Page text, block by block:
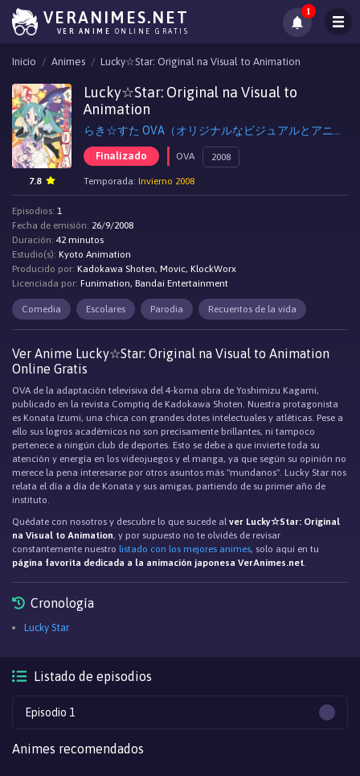
VERANIMES.NET
VER ANIME ONLINE GRATIS
1
Inicio Animes Lucky☆Star: Original na Visual to Animation
Lucky☆Star: Original na Visual to
Animation
Finalizado OVA 2008
Temporada: Invierno 2008
7.8
Episodios: 1
Fecha de emisión: 26/9/2008
Duración: 42 minutos
Estudio(s): Kyoto Animation
Producido por: Kadokawa Shoten, Movic, KlockWorx
Licenciada por: Funimation, Bandai Entertainment
Comedia Escolares Parodia Recuentos de la vida
Ver Anime Lucky☆Star: Original na Visual to Animation
Online Gratis
OVA de la adaptación televisiva del 4-koma obra de Yoshimizu Kagami,
publicado en la revista Comptiq de Kadokawa Shoten. Nuestra protagonista
es Konata Izumi, una chica con grandes dotes intelectuales y atléticas. Pese a
ello sus logros académicos no son precisamente brillantes, ni tampoco
pertenece a ningún club de deportes. Esto se debe a que invierte toda su
atención y energía en los videojuegos y el manga, ya que según su opinión no
merece la pena interesarse por otros asuntos más "mundanos". Lucky Star nos
relata el día a día de Konata y sus amigas, partiendo de su primer año de
instituto.
Quédate con nosotros y descubre lo que sucede alver Lucky☆Star: Original
na Visual to Animation, y por supuesto no te olvidés de revisar
constantemente nuestro listado con los mejores animes, solo aqui en tu
página favorita dedicada a la animación japonesa VerAnimes.net.
Cronología
Lucky Star
Listado de episodios
Episodio 1
Animes recomendados